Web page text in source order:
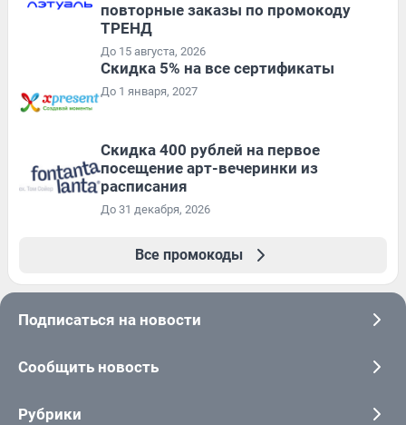
повторные заказы по промокоду
ТРЕНД
До 15 августа, 2026
Скидка 5% на все сертификаты
До 1 января, 2027
Cкидка 400 рублей на первое
посещение арт-вечеринки из
расписания
До 31 декабря, 2026
Все промокоды
Подписаться на новости
Сообщить новость
Рубрики